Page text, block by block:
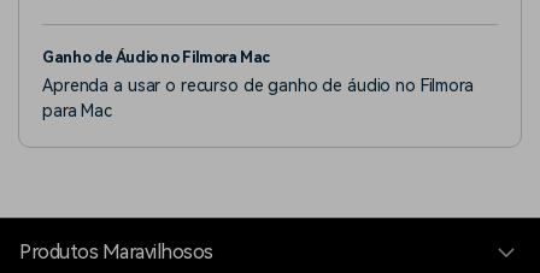
Ganho de Áudio no Filmora Mac
Aprenda a usar o recurso de ganho de áudio no Filmora
para Mac
Produtos Maravilhosos